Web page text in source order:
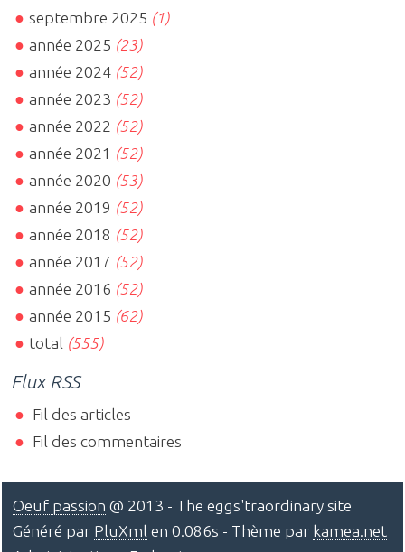
septembre 2025 (1)
année 2025 (23)
année 2024 (52)
année 2023 (52)
année 2022 (52)
année 2021 (52)
année 2020 (53)
année 2019 (52)
année 2018 (52)
année 2017 (52)
année 2016 (52)
année 2015 (62)
total (555)
Flux RSS
Fil des articles
Fil des commentaires
Oeuf passion @ 2013 - The eggs'traordinary site
Généré par PluXml en 0.086s - Thème par kamea.net